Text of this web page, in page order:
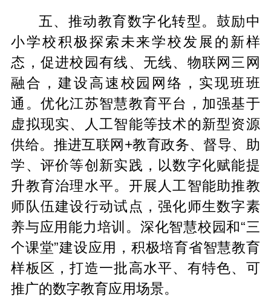
五、推动教育数字化转型。鼓励中
小学校积极探索未来学校发展的新样
态，促进校园有线、无线、物联网三网
融合，建设高速校园网络，实现班班
通。优化江苏智慧教育平台，加强基于
虚拟现实、人工智能等技术的新型资源
供给。推进互联网+教育政务、督导、助
学、评价等创新实践，以数字化赋能提
升教育治理水平。开展人工智能助推教
师队伍建设行动试点，强化师生数字素
养与应用能力培训。深化智慧校园和“三
个课堂”建设应用，积极培育省智慧教育
样板区，打造一批高水平、有特色、可
推广的数字教育应用场景。